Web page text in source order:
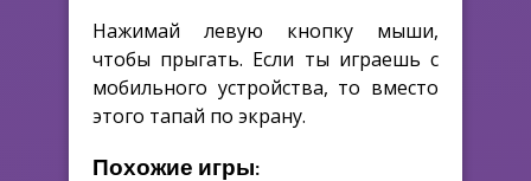
Нажимай левую кнопку мыши,
чтобы прыгать. Если ты играешь с
мобильного устройства, то вместо
этого тапай по экрану.
Похожие игры: